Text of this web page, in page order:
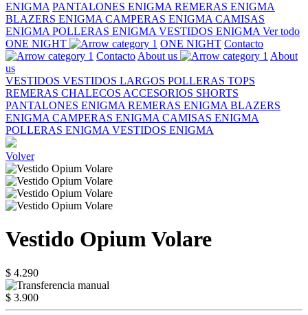
ENIGMA PANTALONES ENIGMA REMERAS ENIGMA
BLAZERS ENIGMA CAMPERAS ENIGMA CAMISAS
ENIGMA POLLERAS ENIGMA VESTIDOS ENIGMA Ver todo
ONE NIGHT
ONE NIGHT Contacto
Contacto About us
About
us
VESTIDOS VESTIDOS LARGOS POLLERAS TOPS
REMERAS CHALECOS ACCESORIOS SHORTS
PANTALONES ENIGMA REMERAS ENIGMA BLAZERS
ENIGMA CAMPERAS ENIGMA CAMISAS ENIGMA
POLLERAS ENIGMA VESTIDOS ENIGMA
Volver
Vestido Opium Volare
$ 4.290
$ 3.900